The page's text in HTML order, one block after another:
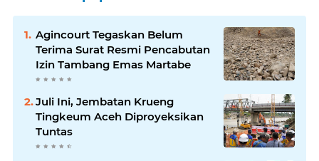
Agincourt Tegaskan Belum
Terima Surat Resmi Pencabutan
Izin Tambang Emas Martabe
Juli Ini, Jembatan Krueng
Tingkeum Aceh Diproyeksikan
Tuntas